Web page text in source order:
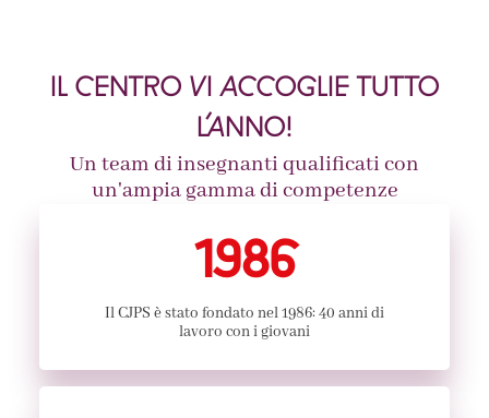
IL CENTRO VI ACCOGLIE TUTTO
L’ANNO!
Un team di insegnanti qualificati con
un'ampia gamma di competenze
1986
Il CJPS è stato fondato nel 1986: 40 anni di
lavoro con i giovani